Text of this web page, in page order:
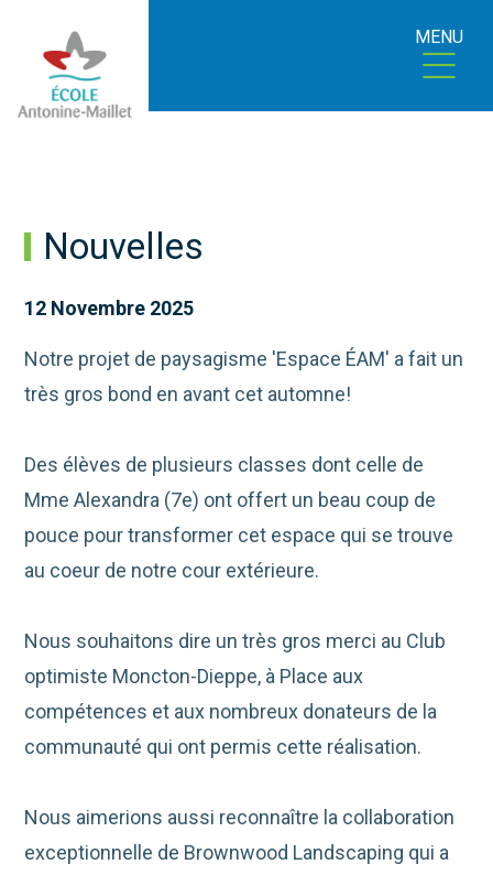
MENU
Nouvelles
12 Novembre 2025
Notre projet de paysagisme 'Espace ÉAM' a fait un
très gros bond en avant cet automne!
Des élèves de plusieurs classes dont celle de
Mme Alexandra (7e) ont offert un beau coup de
pouce pour transformer cet espace qui se trouve
au coeur de notre cour extérieure.
Nous souhaitons dire un très gros merci au Club
optimiste Moncton-Dieppe, à Place aux
compétences et aux nombreux donateurs de la
communauté qui ont permis cette réalisation.
Nous aimerions aussi reconnaître la collaboration
exceptionnelle de Brownwood Landscaping qui a